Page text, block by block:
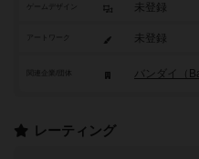
ゲームデザイン 未登録
アートワーク 未登録
バンダイ（
レーティング